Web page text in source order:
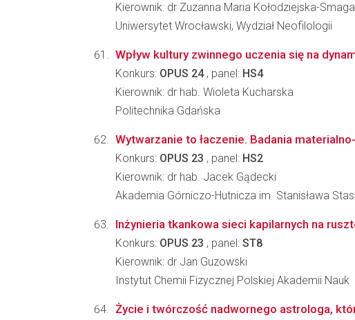
Kierownik: dr Zuzanna Maria Kołodziejska-
Uniwersytet Wrocławski, Wydział Neofilologii
Wpływ kultury zwinnego uczenia się na
Konkurs: OPUS 24, panel: HS4
Kierownik: dr hab. Wioleta Kucharska
Politechnika Gdańska
Wytwarzanie to łaczenie. Badania
Konkurs: OPUS 23 , panel: HS2
Kierownik: dr hab. Jacek Gądecki
Akademia Górniczo-Hutnicza im. Stanisława
Inżynieria tkankowa sieci kapilarnych na
Konkurs: OPUS 23 , panel: ST8
Kierownik: dr Jan Guzowski
Instytut Chemii Fizycznej Polskiej Akademii Nauk
Życie i twórczość nadwornego astrologa,